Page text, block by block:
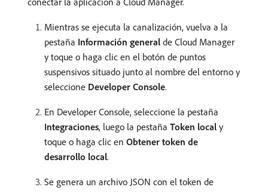
Mientras se ejecuta la canalización, vuelva a la
pestaña Información general de Cloud Manager
y toque o haga clic en el botón de puntos
suspensivos situado junto al nombre del entorno y
seleccione Developer Console.
En Developer Console, seleccione la pestaña
Integraciones, luego la pestaña Token local y
toque o haga clic en Obtener token de
desarrollo local.
Se genera un archivo JSON con el token de